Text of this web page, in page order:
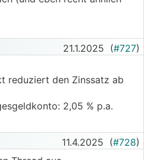
21.1.2025 (#727)
reduziert den Zinssatz ab
2,05 % p.a.
11.4.2025 (#728)